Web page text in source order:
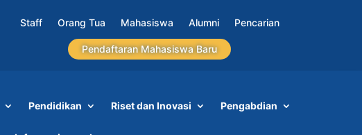
Staff Orang Tua Mahasiswa Alumni Pencarian
Pendaftaran Mahasiswa Baru
Pendidikan Riset dan Inovasi Pengabdian